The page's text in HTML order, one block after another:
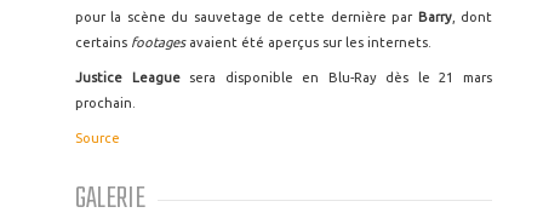
pour la scène du sauvetage de cette dernière par Barry, dont
certains footagesavaient été aperçus sur les internets.
Justice League sera disponible en Blu-Ray dès le 21 mars
prochain.
Source
GALERIE